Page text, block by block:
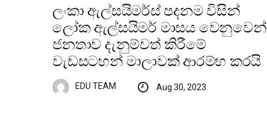
ලංකා ඇල්සයිමර්ස් පදනම විසින්
ලෝක ඇල්සයිමර් මාසය වෙනුවෙන්
ජනතාව දැනුම්වත් කිරීමේ
වැඩසටහන් මාලාවක් ආරම්භ කරයි
EDU TEAM Aug 30, 2023